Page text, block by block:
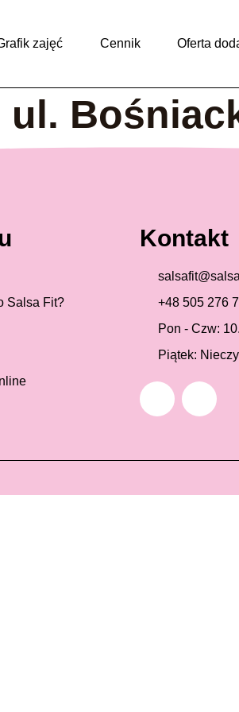
zajęć Cennik Oferta
ul.
Salsa Fit?
Kontakt
+48 505 276
Pon - Czw:
Piątek: